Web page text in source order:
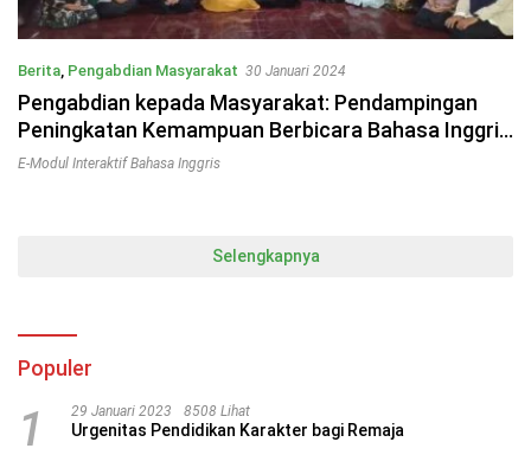
Berita, Pengabdian Masyarakat 30 Januari 2024
Pengabdian kepada Masyarakat: Pendampingan
Peningkatan Kemampuan Berbicara Bahasa Inggris
Santri PPNH melalui E-Modul Interaktif
E-Modul Interaktif Bahasa Inggris
Selengkapnya
Populer
1 29 Januari 2023 8508 Lihat
Urgenitas Pendidikan Karakter bagi Remaja